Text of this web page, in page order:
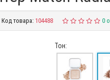
Код товара:104488 0
Тон: